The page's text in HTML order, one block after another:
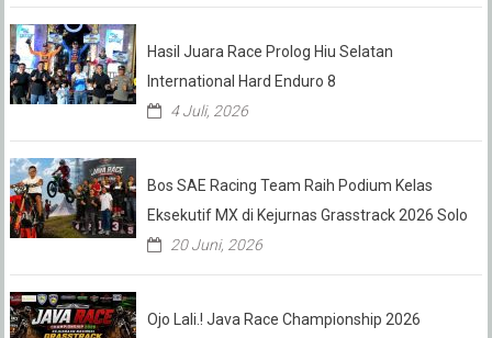
Hasil Juara Race Prolog Hiu Selatan
International Hard Enduro 8
4 Juli, 2026
Bos SAE Racing Team Raih Podium Kelas
Eksekutif MX di Kejurnas Grasstrack 2026 Solo
20 Juni, 2026
Ojo Lali.! Java Race Championship 2026